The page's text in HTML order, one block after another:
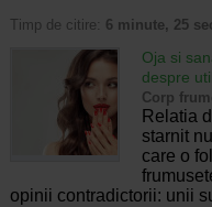
Timp de citire: 6 minute, 25
Oja si
despre
Corp
Relatia
starnit
care o
opinii contradictorii: unii